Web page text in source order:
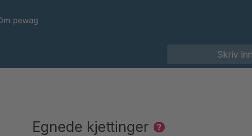
pewag
Egnede kjettinger ?